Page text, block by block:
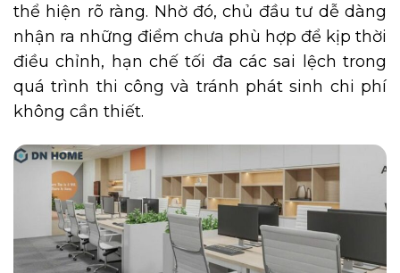
thể hiện rõ ràng. Nhờ đó, chủ đầu tư dễ dàng
nhận ra những điểm chưa phù hợp để kịp thời
điều chỉnh, hạn chế tối đa các sai lệch trong
quá trình thi công và tránh phát sinh chi phí
không cần thiết.